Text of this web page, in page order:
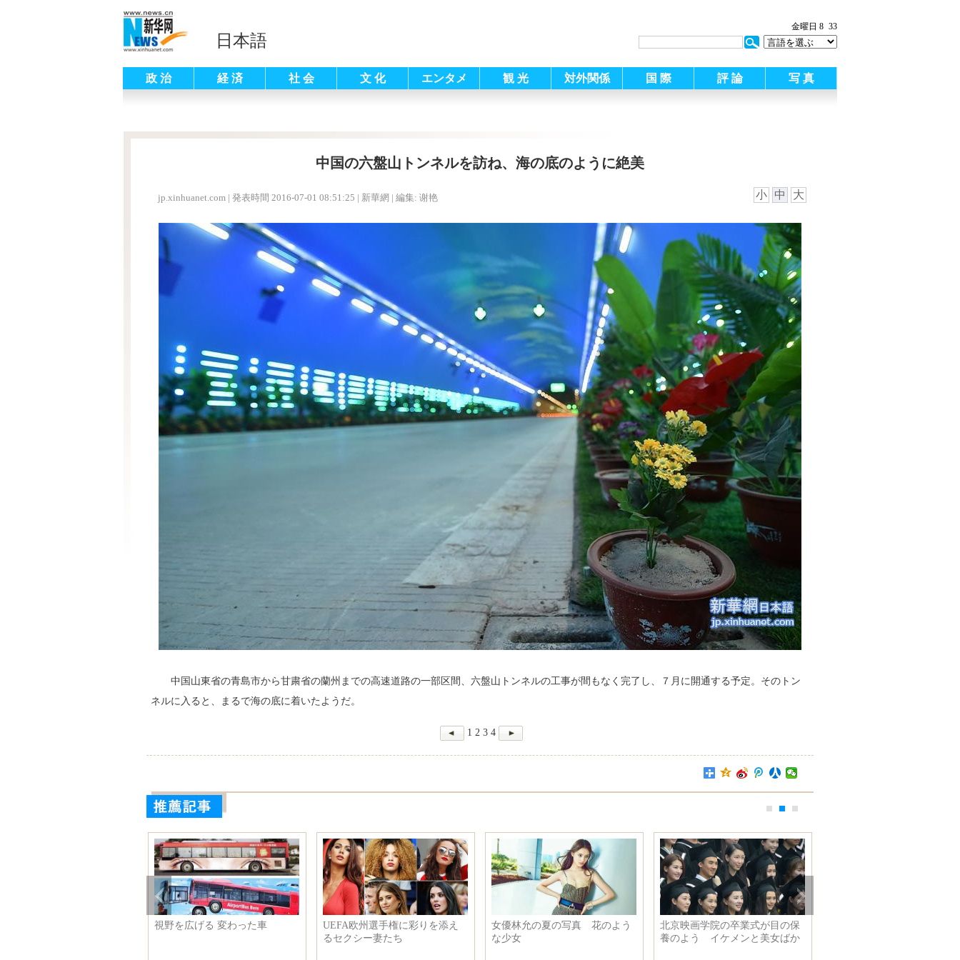
日本語
金曜日 8 33
政 治 経 済 社 会 文 化 エンタメ 観 光 対外関係 国 際 評 論 写 真
中国の六盤山トンネルを訪ね、海の底のように絶美
jp.xinhuanet.com | 発表時間 2016-07-01 08:51:25 | 新華網 | 編集: 谢艳 小 中 大
中国山東省の青島市から甘粛省の蘭州までの高速道路の一部区間、六盤山トンネルの工事が間もなく完了し、７月に開通する予定。そのトン
ネルに入ると、まるで海の底に着いたようだ。
1 2 3 4
北京映画学院の卒業式が目の保
女優練束梅ベッドでの写真 甘
い笑顔で不思議な雰囲気
済南動物園 動物たちが様々な
方法で涼む
中国の道、新たな境界——建党
95周年記念述評
美しさを競う!Angelababyと人気
女優の写真